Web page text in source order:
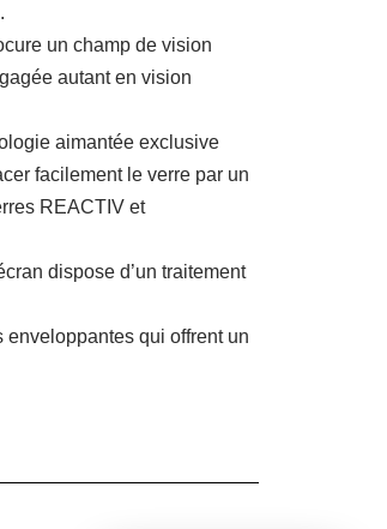
un champ de vision
autant en vision
aimantée exclusive
facilement le verre par un
REACTIV et
dispose d’un traitement
enveloppantes qui offrent un